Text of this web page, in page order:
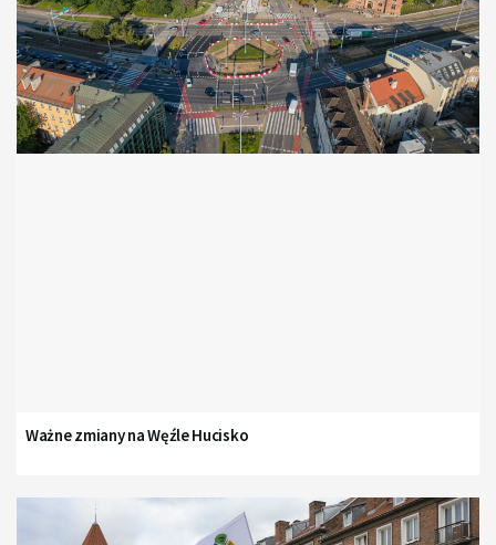
Ważne zmiany na Węźle Hucisko